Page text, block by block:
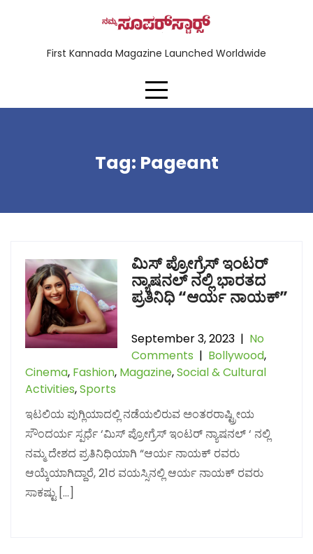
First Kannada Magazine Launched Worldwide
Tag: Pageant
ಮಿಸ್ ಪ್ರೋಗ್ರೆಸ್ ಇಂಟರ್
ನ್ಯಾಷನಲ್ ನಲ್ಲಿ ಭಾರತದ
ಪ್ರತಿನಿಧಿ “ಆರ್ಯ ನಾಯಕ್”
September 3, 2023 | No
Comments | Bollywood,
Cinema, Fashion, Magazine,Social & Cultural
Activities,Sports
ಇಟಲಿಯ ಪುಗ್ಲಿಯಾದಲ್ಲಿ ನಡೆಯಲಿರುವ ಅಂತರರಾಷ್ಟ್ರೀಯ
ಸೌಂದರ್ಯ ಸ್ಪರ್ಧೆ ‘ಮಿಸ್ ಪ್ರೋಗ್ರೆಸ್ ಇಂಟರ್ ನ್ಯಾಷನಲ್ ‘ ನಲ್ಲಿ
ನಮ್ಮ ದೇಶದ ಪ್ರತಿನಿಧಿಯಾಗಿ “ಆರ್ಯ ನಾಯಕ್ ರವರು
ಆಯ್ಕೆಯಾಗಿದ್ದಾರೆ, 21ರ ವಯಸ್ಸಿನಲ್ಲಿ ಆರ್ಯ ನಾಯಕ್ ರವರು
ಸಾಕಷ್ಟು […]